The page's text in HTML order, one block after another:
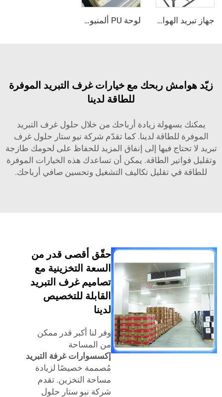
جهاز تبريد الهواء بالتبخير لوحة PU ألمنيوم مركبة مقاومة للانزلاق
ربحك مع خيارات غرف التبريد الموفرة
للطاقة لدينا
زيادة أرباحك من خلال حلول غرف التبريد
للطاقة لدينا. كما تقدّم شركة نيو ستار حلول غرف
فيها إلى إنفاق المزيد للحفاظ على لحومك طازجة
الطاقة. يمكن أن تساعدك هذه الخيارات الموفرة
في تقليل تكاليف التشغيل وتحسين صافي أرباحك.
حقّق أقصى قدر من
السعة التخزينية مع
تصاميم غرف التبريد
القابلة للتخصيص
لدينا
وفر لنا أكبر قدر ممكن
من المساحة
إكسسوارات غرفة التبريد
مُصممة خصيصًا لزيادة
مساحة التخزين. تقدم
شركة نيو ستار حلول